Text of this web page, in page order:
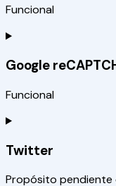
Funcional
Google
Funcional
Twitter
Propósito pendiente